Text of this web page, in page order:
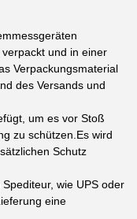
und in einer
Verpackungsmaterial
des Versands und
um es vor Stoß
zu schützen.Es wird
Schutz
wie UPS oder
eine